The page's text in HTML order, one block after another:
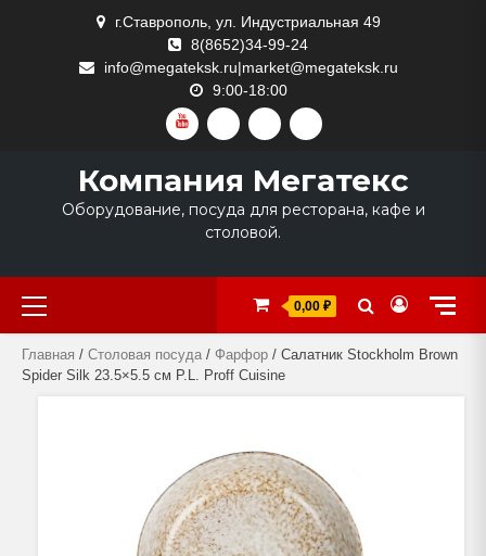
г.Ставрополь, ул. Индустриальная 49
8(8652)34-99-24
info@megateksk.ru|market@megateksk.ru
9:00-18:00
YOUTUBEVKVIDEORUTUBEDZEN
Компания Мегатекс
Оборудование, посуда для ресторана, кафе и
столовой.
Primary
Menu
0,00 ₽
Главная / Столовая посуда / Фарфор / Салатник Stockholm Brown
Spider Silk 23.5×5.5 см P.L. Proff Cuisine